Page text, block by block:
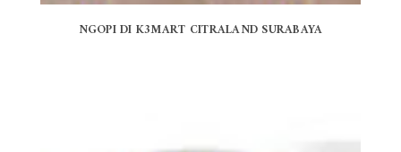
NGOPI DI K3MART CITRALAND SURABAYA